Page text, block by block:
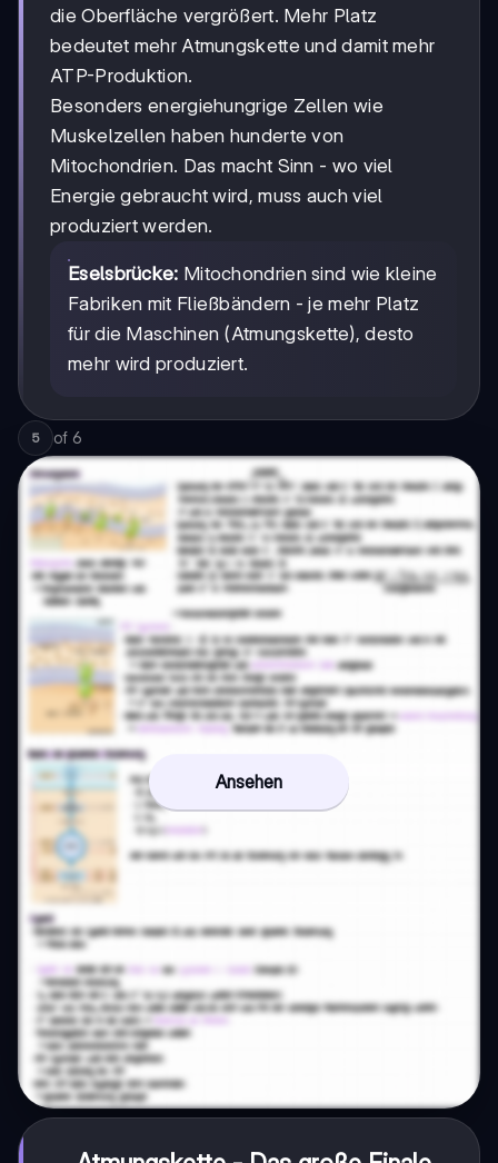
die Oberfläche vergrößert. Mehr Platz
bedeutet mehr Atmungskette und damit mehr
ATP-Produktion.
Besonders energiehungrige Zellen wie
Muskelzellen haben hunderte von
Mitochondrien. Das macht Sinn - wo viel
Energie gebraucht wird, muss auch viel
produziert werden.
Eselsbrücke: Mitochondrien sind wie kleine
Fabriken mit Fließbändern - je mehr Platz
für die Maschinen (Atmungskette), desto
mehr wird produziert.
5 of 6
Ansehen